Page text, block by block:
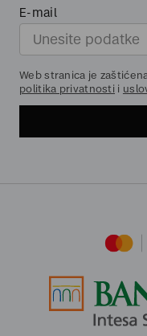
E-mail
Web stranica je
politika privatnosti i